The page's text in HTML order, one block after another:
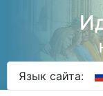
Язык сайта: